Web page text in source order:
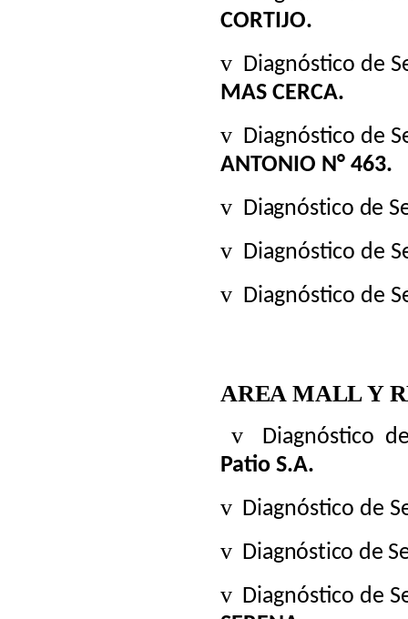
CORTIJO.
v Diagnóstico de
MAS CERCA.
v Diagnóstico de
ANTONIO N° 463.
v Diagnóstico de
v Diagnóstico de
v Diagnóstico de
AREA MALL Y
v
Diagnóstico
Patio S.A.
v Diagnóstico de
v Diagnóstico de
v Diagnóstico de